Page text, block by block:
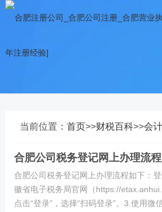
当前位置： 首页>>财税百科>>会
合肥公司税务登记网上办理流程
合肥公司税务登记网上办理流程如下：
徽省电子税务局官网（https://
点击“登录”，选择“扫码登录”。3.使用微